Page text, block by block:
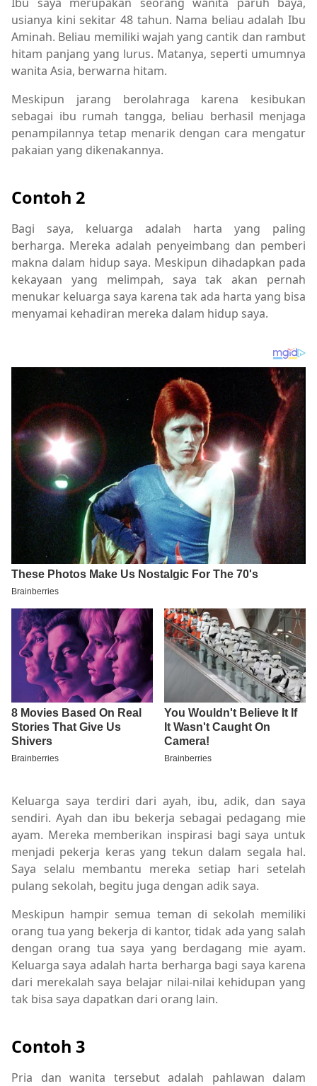
usianya kini sekitar 48 tahun. Nama beliau adalah Ibu
Aminah. Beliau memiliki wajah yang cantik dan rambut
hitam panjang yang lurus. Matanya, seperti umumnya
wanita Asia, berwarna hitam.
Meskipun jarang berolahraga karena kesibukan
sebagai ibu rumah tangga, beliau berhasil menjaga
penampilannya tetap menarik dengan cara mengatur
pakaian yang dikenakannya.
Contoh 2
Bagi saya, keluarga adalah harta yang paling
berharga. Mereka adalah penyeimbang dan pemberi
makna dalam hidup saya. Meskipun dihadapkan pada
kekayaan yang melimpah, saya tak akan pernah
menukar keluarga saya karena tak ada harta yang bisa
menyamai kehadiran mereka dalam hidup saya.
Keluarga saya terdiri dari ayah, ibu, adik, dan saya
sendiri. Ayah dan ibu bekerja sebagai pedagang mie
ayam. Mereka memberikan inspirasi bagi saya untuk
menjadi pekerja keras yang tekun dalam segala hal.
Saya selalu membantu mereka setiap hari setelah
pulang sekolah, begitu juga dengan adik saya.
Meskipun hampir semua teman di sekolah memiliki
orang tua yang bekerja di kantor, tidak ada yang salah
dengan orang tua saya yang berdagang mie ayam.
Keluarga saya adalah harta berharga bagi saya karena
dari merekalah saya belajar nilai-nilai kehidupan yang
tak bisa saya dapatkan dari orang lain.
Contoh 3
Pria dan wanita tersebut adalah pahlawan dalam